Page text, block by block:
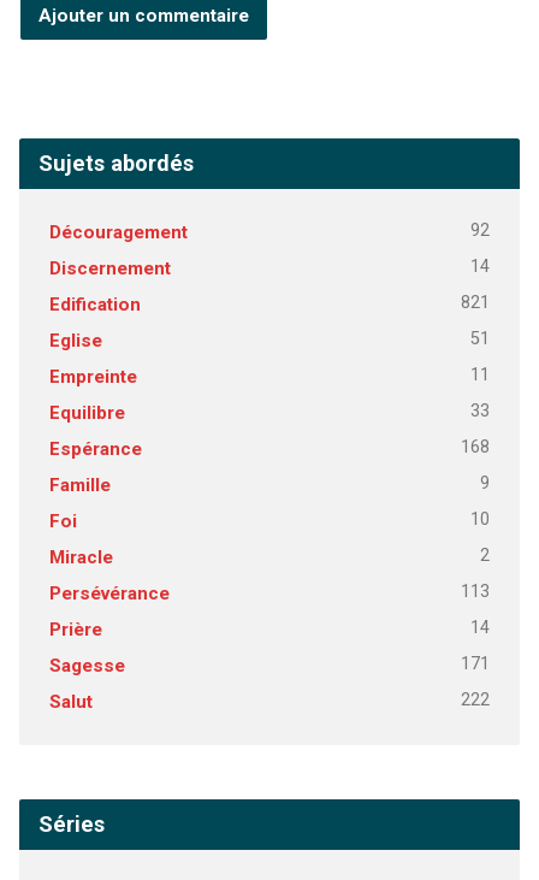
Sujets abordés
Découragement 92
Discernement 14
Edification 821
Eglise 51
Empreinte 11
Equilibre 33
Espérance 168
Famille 9
Foi 10
Miracle 2
Persévérance 113
Prière 14
Sagesse 171
Salut 222
Séries